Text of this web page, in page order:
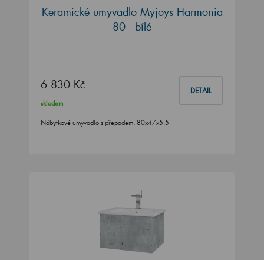
Keramické umyvadlo Myjoys Harmonia
80 - bílé
6 830 Kč DETAIL
skladem
Nábytkové umyvadlo s přepadem, 80x47x5,5